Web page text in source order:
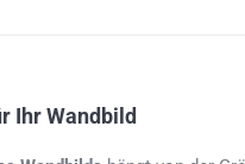
Ihr Wandbild